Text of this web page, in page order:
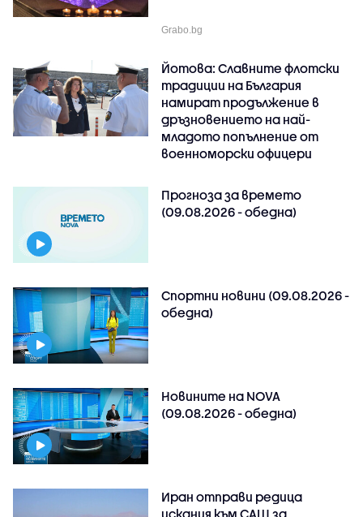
Grabo.bg
Йотова: Славните флотски
традиции на България
намират продължение в
дръзновението на най-
младото попълнение от
военноморски офицери
Прогноза за времето
(09.08.2026 - обедна)
Спортни новини (09.08.2026 -
обедна)
Новините на NOVA
(09.08.2026 - обедна)
Иран отправи редица
искания към САЩ за